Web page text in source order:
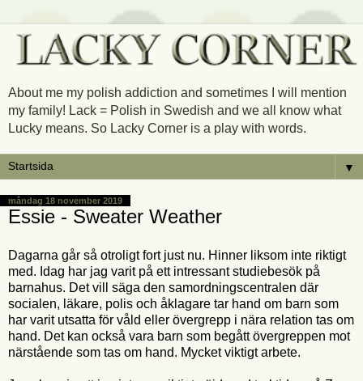
About me my polish addiction and sometimes I will mention
my family! Lack = Polish in Swedish and we all know what
Lucky means. So Lacky Corner is a play with words.
▼
måndag 18 november 2019
Essie - Sweater Weather
Dagarna går så otroligt fort just nu. Hinner liksom inte riktigt
med. Idag har jag varit på ett intressant studiebesök på
barnahus. Det vill säga den samordningscentralen där
socialen, läkare, polis och åklagare tar hand om barn som
har varit utsatta för våld eller övergrepp i nära relation tas om
hand. Det kan också vara barn som begått övergreppen mot
närstående som tas om hand. Mycket viktigt arbete.